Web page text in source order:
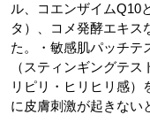
ル、コエンザイムQ10
タ）、コメ発酵エキス
た。・敏感肌パッチテ
（スティンギングテ
リピリ・ヒリヒリ感
に皮膚刺激が起きない